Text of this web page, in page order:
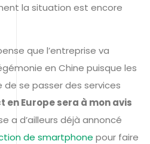
la situation est encore
que l’entreprise va
en Chine puisque les
se passer des services
en Europe sera à mon avis
a d’ailleurs déjà annoncé
de smartphone pour faire